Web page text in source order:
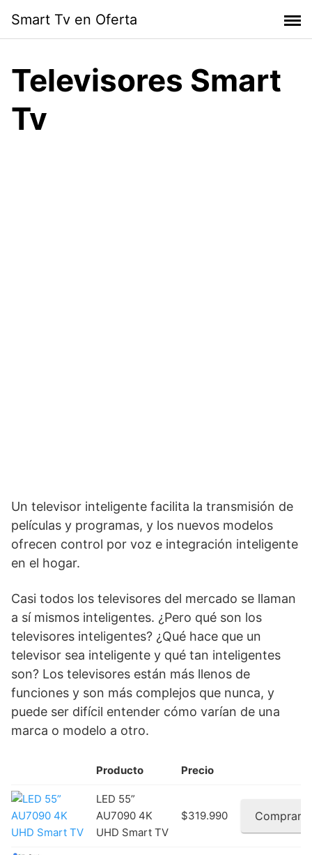
content
Smart Tv en Oferta
Televisores Smart
Tv
Un televisor inteligente facilita la transmisión de
películas y programas, y los nuevos modelos
ofrecen control por voz e integración inteligente
en el hogar.
Casi todos los televisores del mercado se llaman
a sí mismos inteligentes. ¿Pero qué son los
televisores inteligentes? ¿Qué hace que un
televisor sea inteligente y qué tan inteligentes
son? Los televisores están más llenos de
funciones y son más complejos que nunca, y
puede ser difícil entender cómo varían de una
marca o modelo a otro.
Producto Precio
LED 55”
AU7090 4K
UHD Smart TV
$319.990 Comprar